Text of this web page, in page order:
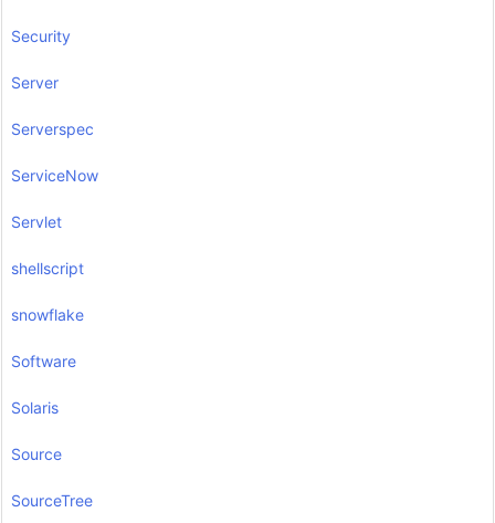
Security
Server
Serverspec
ServiceNow
Servlet
shellscript
snowflake
Software
Solaris
Source
SourceTree